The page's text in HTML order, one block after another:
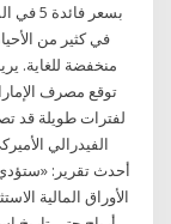
بسعر
في كثير من
منخفضة للغاية.
توقع مصرف
الفيدرالي
أحدث تقرير:
الأوراق المالية